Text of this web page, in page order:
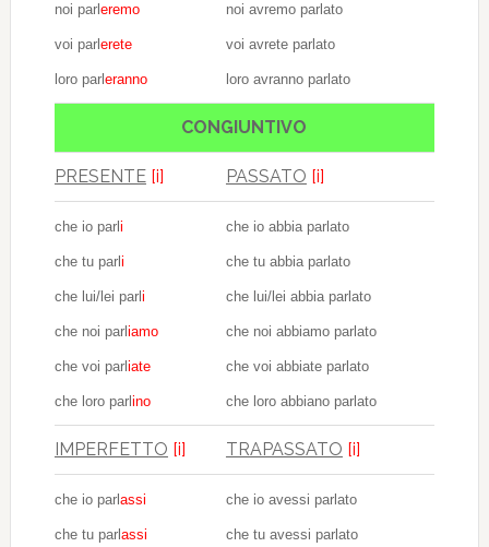
noi parl eremo
voi parl erete
loro parl eranno
noi avremo parlato
voi avrete parlato
loro avranno parlato
CONGIUNTIVO
PRESENTE [i] PASSATO [i]
che io parl i
che tu parl i
che lui/lei parl i
che noi parl iamo
che voi parl iate
che loro parl ino
che io abbia parlato
che tu abbia parlato
che lui/lei abbia parlato
che noi abbiamo parlato
che voi abbiate parlato
che loro abbiano parlato
IMPERFETTO [i] TRAPASSATO [i]
che io parl assi
che tu parl assi
che io avessi parlato
che tu avessi parlato